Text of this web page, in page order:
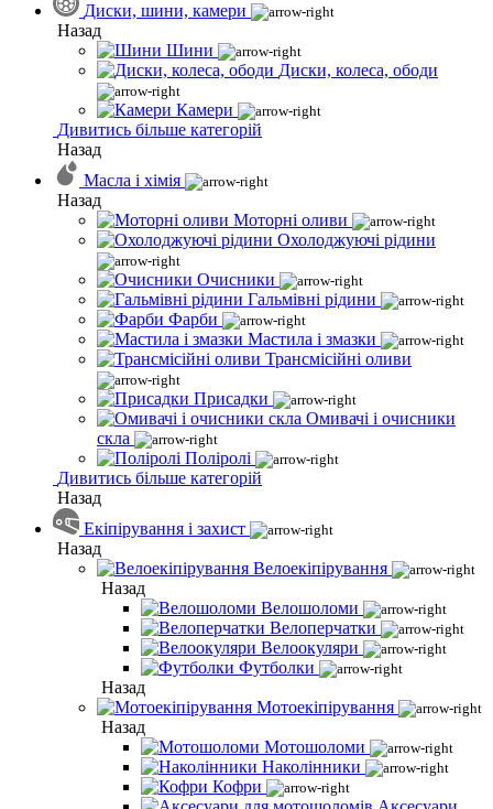
Диски, шини, камери
Назад
Шини
Диски, колеса, ободи
Камери
Дивитись більше категорій
Назад
Масла і хімія
Назад
Моторні оливи
Охолоджуючі рідини
Очисники
Гальмівні рідини
Фарби
Мастила і змазки
Трансмісійні оливи
Присадки
Омивачі і очисники
скла
Поліролі
Дивитись більше категорій
Назад
Екіпірування і захист
Назад
Велоекіпірування
Назад
Велошоломи
Велоперчатки
Велоокуляри
Футболки
Назад
Мотоекіпірування
Назад
Мотошоломи
Наколінники
Кофри